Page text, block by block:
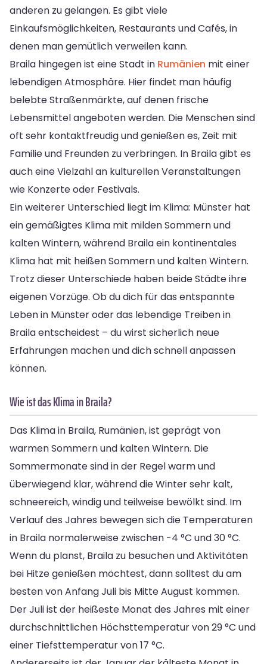
anderen zu gelangen. Es gibt viele
Einkaufsmöglichkeiten, Restaurants und Cafés, in
denen man gemütlich verweilen kann.
Braila hingegen ist eine Stadt in Rumänien mit einer
lebendigen Atmosphäre. Hier findet man häufig
belebte Straßenmärkte, auf denen frische
Lebensmittel angeboten werden. Die Menschen sind
oft sehr kontaktfreudig und genießen es, Zeit mit
Familie und Freunden zu verbringen. In Braila gibt es
auch eine Vielzahl an kulturellen Veranstaltungen
wie Konzerte oder Festivals.
Ein weiterer Unterschied liegt im Klima: Münster hat
ein gemäßigtes Klima mit milden Sommern und
kalten Wintern, während Braila ein kontinentales
Klima hat mit heißen Sommern und kalten Wintern.
Trotz dieser Unterschiede haben beide Städte ihre
eigenen Vorzüge. Ob du dich für das entspannte
Leben in Münster oder das lebendige Treiben in
Braila entscheidest – du wirst sicherlich neue
Erfahrungen machen und dich schnell anpassen
können.
Wie ist das Klima in Braila?
Das Klima in Braila, Rumänien, ist geprägt von
warmen Sommern und kalten Wintern. Die
Sommermonate sind in der Regel warm und
überwiegend klar, während die Winter sehr kalt,
schneereich, windig und teilweise bewölkt sind. Im
Verlauf des Jahres bewegen sich die Temperaturen
in Braila normalerweise zwischen -4 °C und 30 °C.
Wenn du planst, Braila zu besuchen und Aktivitäten
bei Hitze genießen möchtest, dann solltest du am
besten von Anfang Juli bis Mitte August kommen.
Der Juli ist der heißeste Monat des Jahres mit einer
durchschnittlichen Höchsttemperatur von 29 °C und
einer Tiefsttemperatur von 17 °C.